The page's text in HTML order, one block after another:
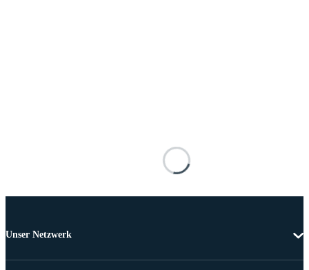
Unser Netzwerk